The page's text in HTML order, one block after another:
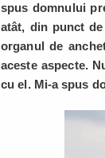
spus domnului
atât, din punct
organul de
aceste aspecte.
cu el. Mi-a spus